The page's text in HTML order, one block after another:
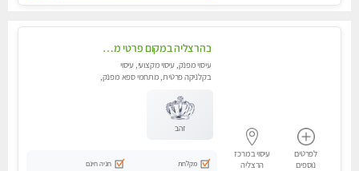
לפרטים
נוספים
עיסוי במרכז
הרצליה
בהרצליה במקום פרטי מסאז' איכותי ביותר ומפנק - לרציניים בלבד,עיסוי מרגיע מאוד.
עיסוי מפנק, עיסוי מקצועי, עיסוי
בקלניקה פרטית, מתחמי ספא מפנק,
זהב
מקלחת
חניה חינם